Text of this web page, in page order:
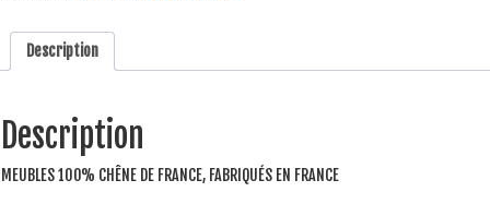
Description
Description
MEUBLES 100% CHÊNE DE FRANCE, FABRIQUÉS EN FRANCE